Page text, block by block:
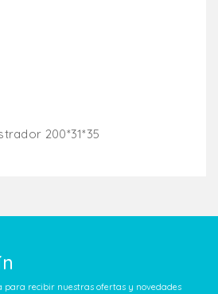
200*31*35
para recibir nuestras ofertas y novedades